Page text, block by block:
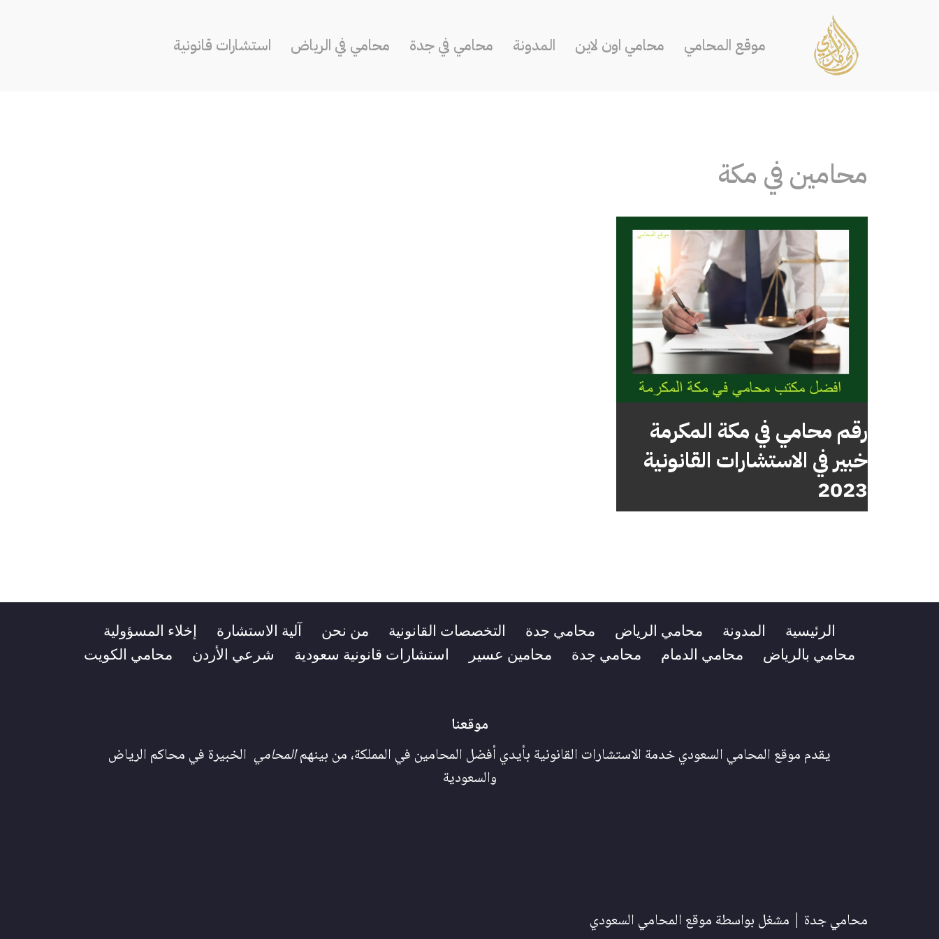
موقع المحامي محامي اون لاين المدونة محامي في جدة محامي في الرياض استشارات قانونية
محامين في مكة
رقم محامي في مكة المكرمة
خبير في الاستشارات القانونية
2023
الرئيسية المدونة محامي الرياض محامي جدة التخصصات القانونية من نحن آلية الاستشارة
إخلاء المسؤولية
محامي بالرياض
محامي الدمام محامي جدة محامين عسير استشارات قانونية سعودية شرعي الأردن محامي الكويت
موقعنا
يقدم موقع المحامي السعودي خدمة الاستشارات القانونية بأيدي أفضل المحامين في المملكة، من بينهمالمحامي الخبيرة في محاكم الرياض
والسعودية
محامي جدة | مشغل بواسطة موقع المحامي السعودي